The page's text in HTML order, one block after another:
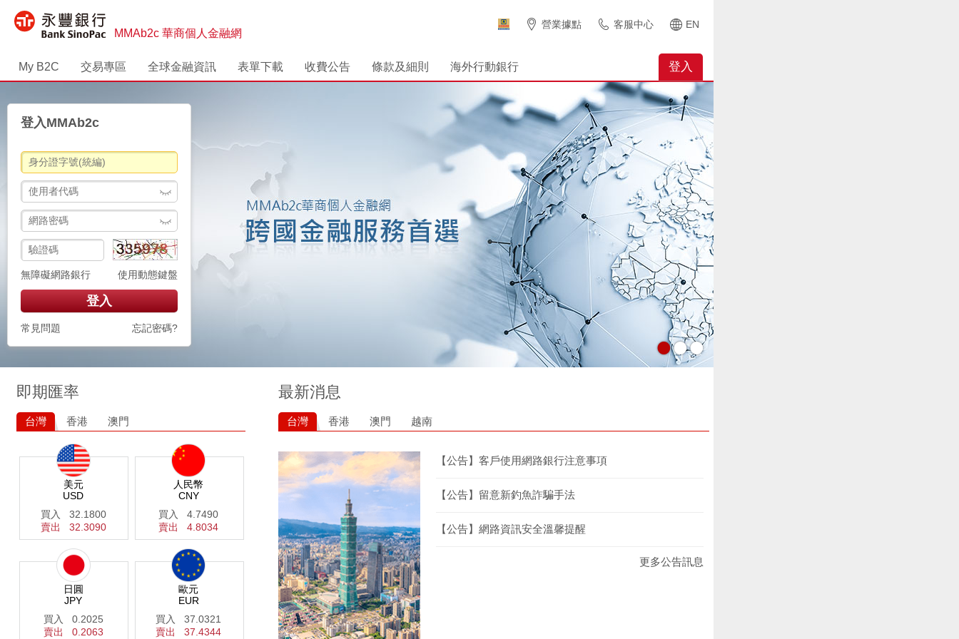
MMAb2c 華商個人金融網
營業據點 客服中心 EN
My B2C 交易專區 全球金融資訊 表單下載 收費公告 條款及細則 海外行動銀行 登入
•••
登入MMAb2c
無障礙網路銀行 使用動態鍵盤
登入
常見問題 忘記密碼?
即期匯率
台灣 香港 澳門
美元
USD
買入 32.1800
賣出 32.3090
人民幣
CNY
買入4.7490
賣出4.8034
日圓
JPY
買入 0.2025
賣出 0.2063
歐元
EUR
買入37.0321
賣出37.4344
最新消息
台灣 香港 澳門 越南
【公告】客戶使用網路銀行注意事項
【公告】留意新釣魚詐騙手法
【公告】網路資訊安全溫馨提醒
更多公告訊息